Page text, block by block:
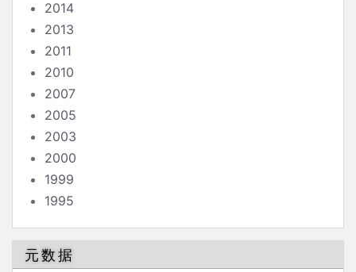
2014
2013
2011
2010
2007
2005
2003
2000
1999
1995
元数据